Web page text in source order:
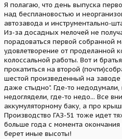
Я полагаю, что день выпуска
над бесплановостью и
автозавода и инструментально-
Из-за досадных мелочей не
порадоваться первой собранной
удовлетворение от проделанной
колоссальной работы. Вот и
прокатиться на второй
шестой произведенный на заводе
даже стыдно". Где-то недодумали,
недоглядели, где-то недо... Все
аккумуляторному баку, а про
Производство ГАЗ-51 тоже идет
больше года с момента
берет иные высоты!